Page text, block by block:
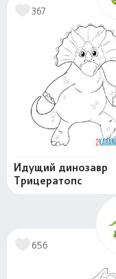
367
Идущий динозавр
Трицератопс
656